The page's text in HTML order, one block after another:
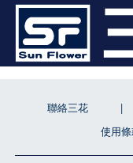
聯絡三花
使用